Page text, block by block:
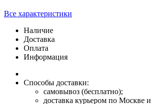
Все характеристики
Наличие
Доставка
Оплата
Информация
Способы доставки:
самовывоз (бесплатно);
доставка курьером по Москве